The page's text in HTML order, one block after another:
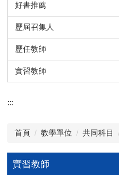
好書推薦
歷屆召集人
歷任教師
實習教師
:::
首頁 教學單位 共同科目
實習教師